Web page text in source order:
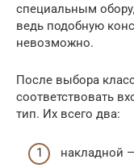
специальным
ведь подобную
невозможно.
После выбора
соответствовать
тип. Их всего два:
накладной